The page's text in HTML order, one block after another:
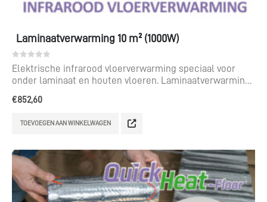
Laminaatverwarming 10 m² (1000W)
0out of 5
Elektrische infrarood vloerverwarming speciaal voor
onder laminaat en houten vloeren. Laminaatverwarming
€852,60
TOEVOEGEN AAN WINKELWAGEN